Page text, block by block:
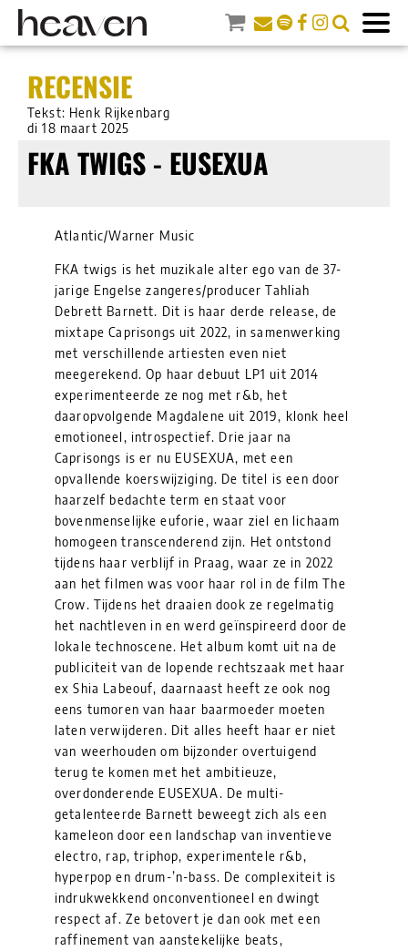
RECENSIE
Tekst: Henk Rijkenbarg
di 18 maart 2025
FKA TWIGS - EUSEXUA
Atlantic/Warner Music
FKA twigs is het muzikale alter ego van de 37-
jarige Engelse zangeres/producer Tahliah
Debrett Barnett. Dit is haar derde release, de
mixtape Caprisongs uit 2022, in samenwerking
met verschillende artiesten even niet
meegerekend. Op haar debuut LP1 uit 2014
experimenteerde ze nog met r&b, het
daaropvolgende Magdalene uit 2019, klonk heel
emotioneel, introspectief. Drie jaar na
Caprisongs is er nu EUSEXUA, met een
opvallende koerswijziging. De titel is een door
haarzelf bedachte term en staat voor
bovenmenselijke euforie, waar ziel en lichaam
homogeen transcenderend zijn. Het ontstond
tijdens haar verblijf in Praag, waar ze in 2022
aan het filmen was voor haar rol in de film The
Crow. Tijdens het draaien dook ze regelmatig
het nachtleven in en werd geïnspireerd door de
lokale technoscene. Het album komt uit na de
publiciteit van de lopende rechtszaak met haar
ex Shia Labeouf, daarnaast heeft ze ook nog
eens tumoren van haar baarmoeder moeten
laten verwijderen. Dit alles heeft haar er niet
van weerhouden om bijzonder overtuigend
terug te komen met het ambitieuze,
overdonderende EUSEXUA. De multi-
getalenteerde Barnett beweegt zich als een
kameleon door een landschap van inventieve
electro, rap, triphop, experimentele r&b,
hyperpop en drum-’n-bass. De complexiteit is
indrukwekkend onconventioneel en dwingt
respect af. Ze betovert je dan ook met een
raffinement van aanstekelijke beats,